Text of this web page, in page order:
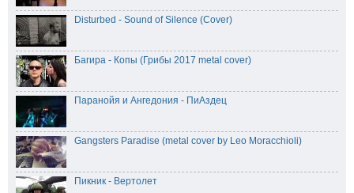
Disturbed - Sound of Silence (Cover)
Багира - Копы (Грибы 2017 metal cover)
Паранойя и Ангедония - ПиАздец
Gangsters Paradise (metal cover by Leo Moracchioli)
Пикник - Вертолет